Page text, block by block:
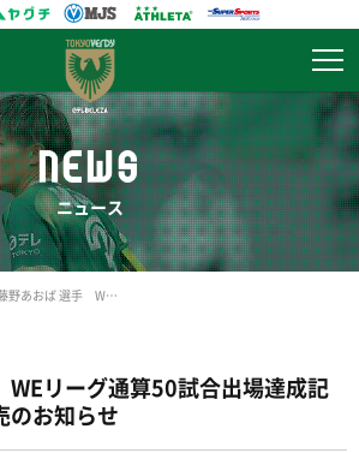
NEWS
ニュース
藤野あおば 選手 WEリーグ通算50試合出場達成記念グッズ 受注販売のお知らせ
リーグ通算50試合出場達成記
のお知らせ